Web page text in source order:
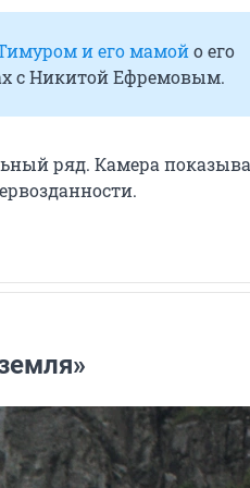
и его мамойо его
с Никитой Ефремовым.
ряд. Камера